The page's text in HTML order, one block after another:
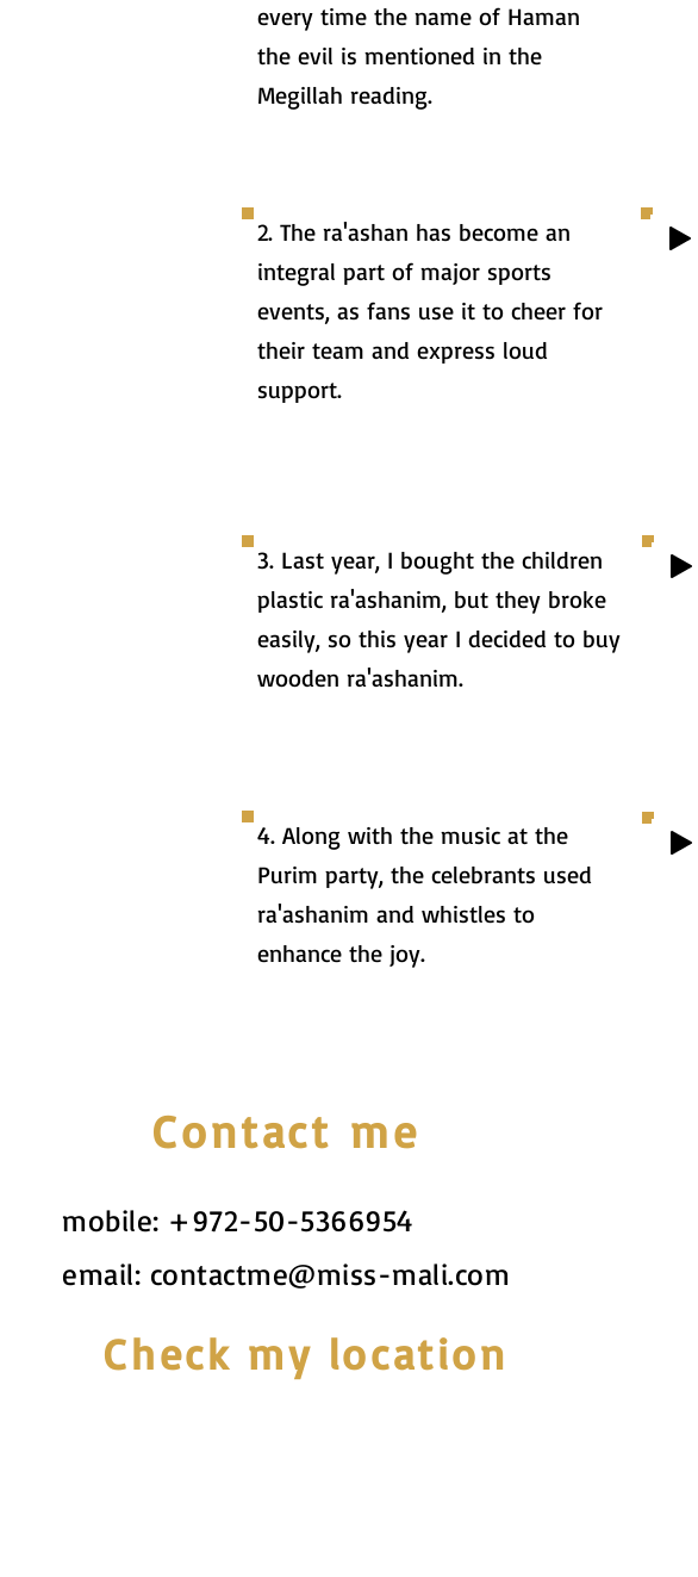
every time the name of Haman
the evil is mentioned in the
Megillah reading.
2. The ra'ashan has become an
integral part of major sports
events, as fans use it to cheer for
their team and express loud
support.
3. Last year, I bought the children
plastic ra'ashanim, but they broke
easily, so this year I decided to buy
wooden ra'ashanim.
4. Along with the music at the
Purim party, the celebrants used
ra'ashanim and whistles to
enhance the joy.
Contact me
mobile: +972-50-5366954
email: contactme@miss-mali.com
Check my location